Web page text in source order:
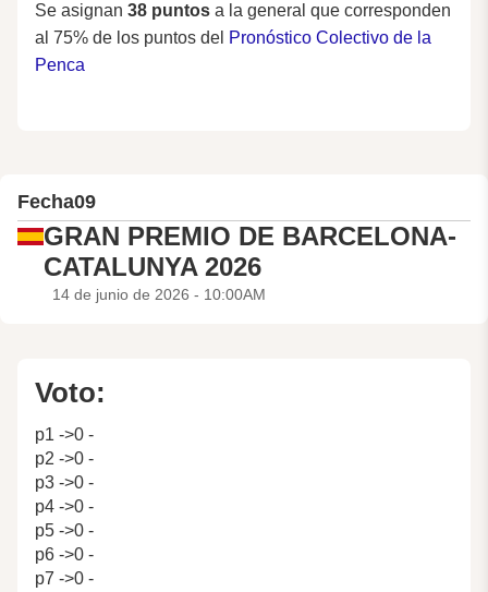
Se asignan 38 puntos a la general que corresponden
al 75% de los puntos del Pronóstico Colectivo de la
Penca
Fecha09
GRAN PREMIO DE BARCELONA-
CATALUNYA 2026
14 de junio de 2026 - 10:00AM
Voto:
p1 ->0 -
p2 ->0 -
p3 ->0 -
p4 ->0 -
p5 ->0 -
p6 ->0 -
p7 ->0 -